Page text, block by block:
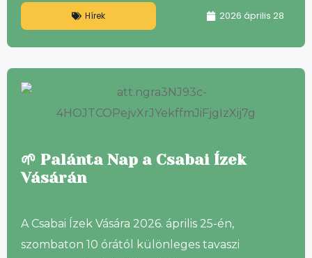
Hírek 2026 április 28
🌱 Palánta Nap a Csabai Ízek
Vásárán
A Csabai Ízek Vására 2026. április 25-én,
szombaton 10 órától különleges tavaszi